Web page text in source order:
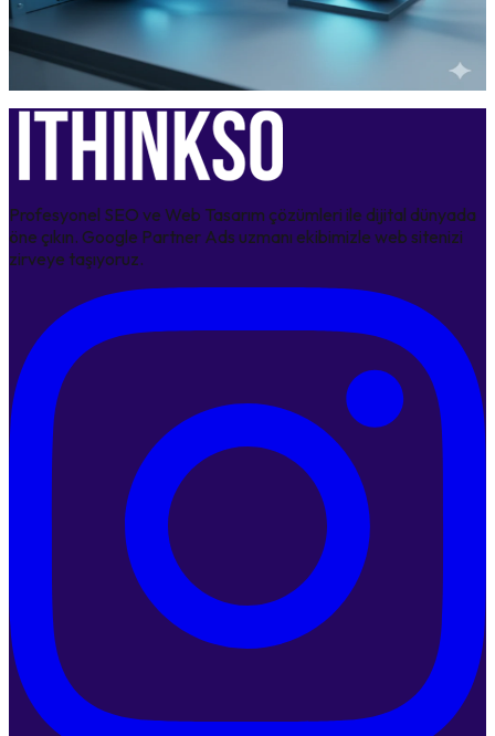
SEO Hosting ile Dijital Ayak İzinizi Silin: Google
Sıralamalarında Görünmezlik Kalkanı
8 Şubat 2026
Profesyonel SEO ve Web Tasarım çözümleri ile dijital dünyada
öne çıkın. Google Partner Ads uzmanı ekibimizle web sitenizi
zirveye taşıyoruz.